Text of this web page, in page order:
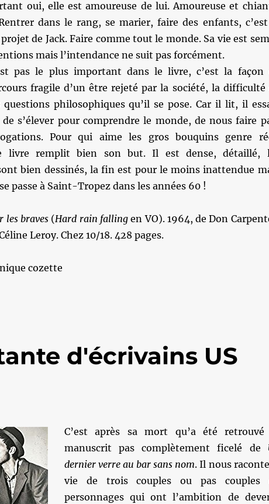
oui, elle est amoureuse de lui. Amoureuse et
dans le rang, se marier, faire des enfants,
de Jack. Faire comme tout le monde. Sa vie est
mais l’intendance ne suit pas forcément.
pas le plus important dans le livre, c’est la façon
fragile d’un être rejeté par la société, la difficulté
questions philosophiques qu’il se pose. Car il lit, il
s’élever pour comprendre le monde, de nous faire
Pour qui aime les gros bouquins genre
livre remplit bien son but. Il est dense, détaillé,
bien dessinés, la fin est pour le moins inattendue
passe à Saint-Tropez dans les années 60 !
les braves (Hard rain fallingen VO). 1964, de Don
Leroy. Chez 10/18. 428 pages.
cozette
d'écrivains US
C’est après sa mort qu’a été
manuscrit pas complètement ficelé de
dernier verre au bar sans nom. Il nous
vie de trois couples ou pas couples
personnages qui ont l’ambition de